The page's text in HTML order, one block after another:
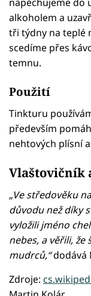
alkoholem a
tři týdny na teplé
scedíme přes
temnu.
Použití
Tinkturu
především
nehtových plísní
Vlaštovičník
„Ve středověku
důvodu než díky
vyložili jméno
nebes, a věřili,
mudrců,“dodává
Zdroje: